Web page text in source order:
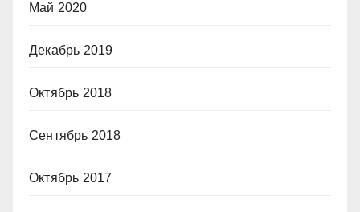
Май 2020
Декабрь 2019
Октябрь 2018
Сентябрь 2018
Октябрь 2017